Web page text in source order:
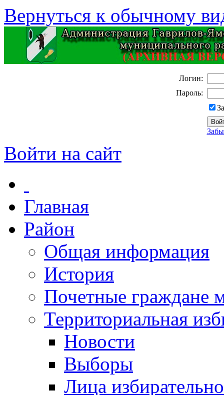
Вернуться к обычному
Логин:
Пароль:
Войти на сайт
Главная
Район
Общая информация
История
Почетные граждане
Территориальная
Новости
Выборы
Лица